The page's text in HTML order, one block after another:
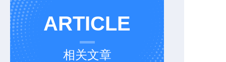
ARTICLE
相关文章